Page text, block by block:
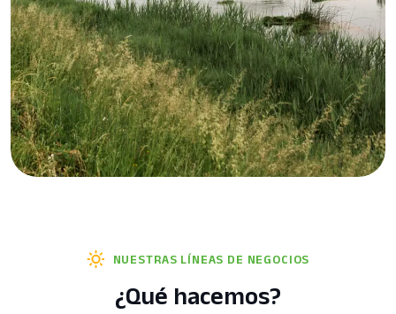
NUESTRAS LÍNEAS DE NEGOCIOS
¿Qué hacemos?